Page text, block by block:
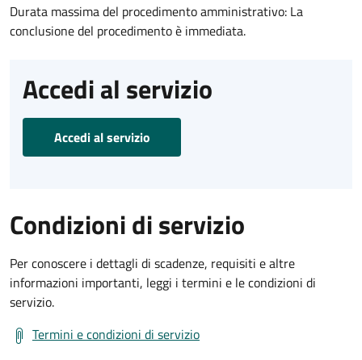
Durata massima del procedimento amministrativo: La
conclusione del procedimento è immediata.
Accedi al servizio
Accedi al servizio
Condizioni di servizio
Per conoscere i dettagli di scadenze, requisiti e altre
informazioni importanti, leggi i termini e le condizioni di
servizio.
Termini e condizioni di servizio